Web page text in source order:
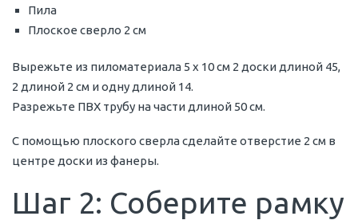
Пила
Плоское сверло 2 см
Вырежьте из пиломатериала 5 х 10 см 2 доски длиной 45,
2 длиной 2 см и одну длиной 14.
Разрежьте ПВХ трубу на части длиной 50 см.
С помощью плоского сверла сделайте отверстие 2 см в
центре доски из фанеры.
Шаг 2: Соберите рамку